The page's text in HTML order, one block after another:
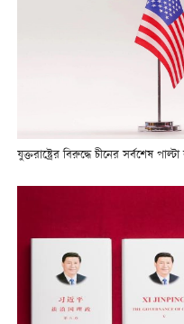
যুক্তরাষ্ট্রের বিরুদ্ধে চীনের সর্বশেষ পাল্টা